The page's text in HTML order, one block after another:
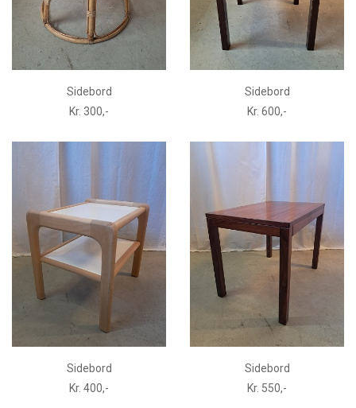
Sidebord
Kr. 300,-
Sidebord
Kr. 600,-
Sidebord
Kr. 400,-
Sidebord
Kr. 550,-